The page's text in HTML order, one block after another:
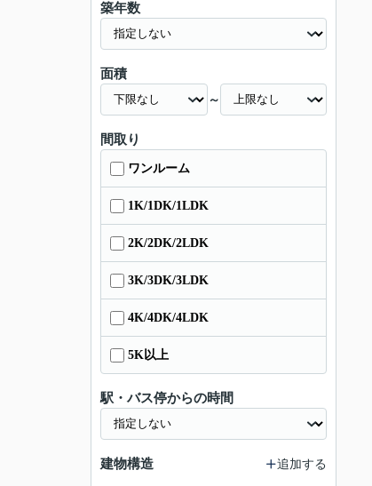
築年数
面積
～
間取り
ワンルーム
1K/1DK/1LDK
2K/2DK/2LDK
3K/3DK/3LDK
4K/4DK/4LDK
5K以上
駅・バス停からの時間
建物構造 追加する